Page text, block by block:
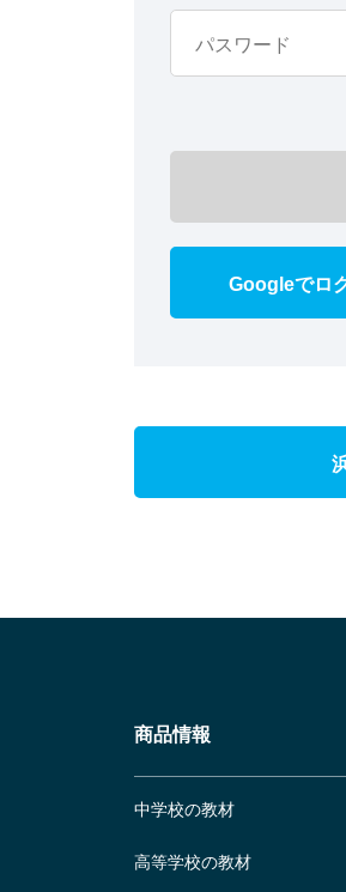
商品情報
中学校の教材
高等学校の教材